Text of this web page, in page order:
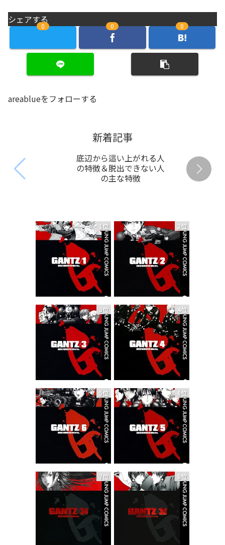
シェアする
0 0 0
areablueをフォローする
新着記事
底辺から這い上がれる人
の特徴＆脱出できない人
の主な特徴
1位 2位
3位 4位
5位 6位
7位 8位